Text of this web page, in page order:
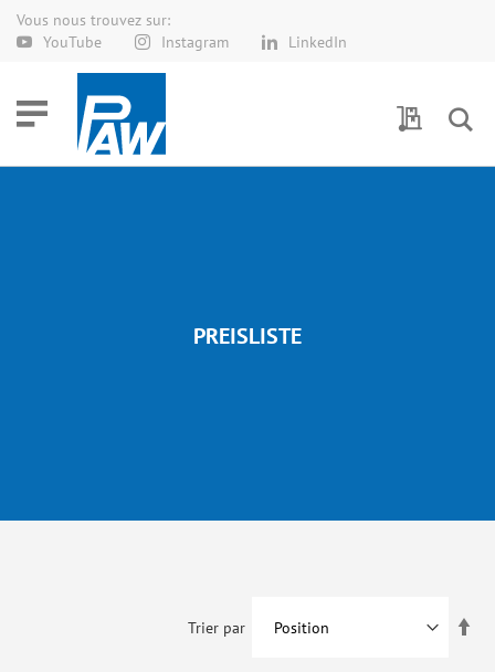
Vous nous trouvez sur:
YouTube
Instagram LinkedIn
Allez
Demande
PREISLISTE
Trier par